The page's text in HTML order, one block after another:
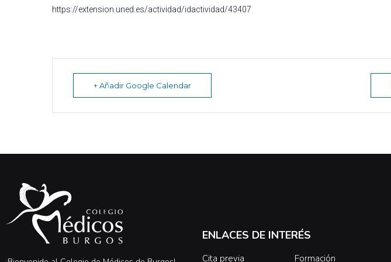
https://extension.uned.es/actividad/idactividad/43407
+ Añadir Google Calendar
ENLACES DE INTERÉS
Cita previa Formación